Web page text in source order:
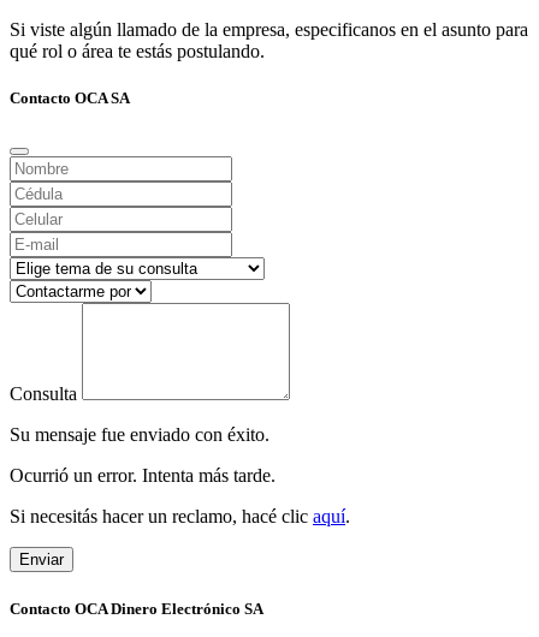
Si viste algún llamado de la empresa, especificanos en el asunto para
qué rol o área te estás postulando.
Contacto OCA SA
Consulta
Su mensaje fue enviado con éxito.
Ocurrió un error. Intenta más tarde.
Si necesitás hacer un reclamo, hacé clic aquí.
Enviar
Contacto OCA Dinero Electrónico SA